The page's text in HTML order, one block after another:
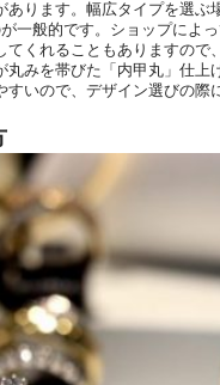
あります。幅広タイプを選ぶ
一般的です。ショップによ
てくれることもありますので
丸みを帯びた「内甲丸」仕上
いので、デザイン選びの際